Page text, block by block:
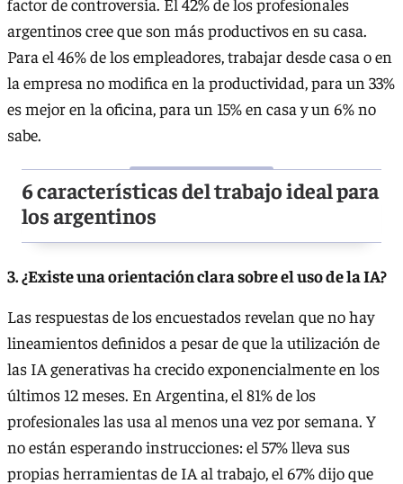
argentinos cree que son más productivos en su casa.
Para el 46% de los empleadores, trabajar desde casa o en
la empresa no modifica en la productividad, para un 33%
es mejor en la oficina, para un 15% en casa y un 6% no
sabe.
6 características del trabajo ideal para
los argentinos
3. ¿Existe una orientación clara sobre el uso de la IA?
Las respuestas de los encuestados revelan que no hay
lineamientos definidos a pesar de que la utilización de
las IA generativas ha crecido exponencialmente en los
últimos 12 meses. En Argentina, el 81% de los
profesionales las usa al menos una vez por semana. Y
no están esperando instrucciones: el 57% lleva sus
propias herramientas de IA al trabajo, el 67% dijo que